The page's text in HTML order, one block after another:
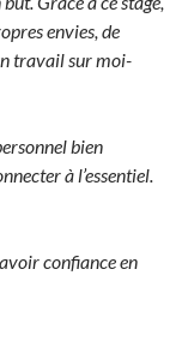
envies, de
travail sur moi-
bien
à l’essentiel.
confiance en